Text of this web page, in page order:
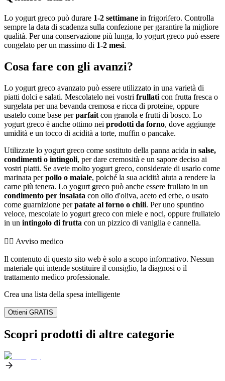
Lo yogurt greco può durare 1-2 settimane in frigorifero. Controlla
sempre la data di scadenza sulla confezione per garantire la migliore
qualità. Per una conservazione più lunga, lo yogurt greco può essere
congelato per un massimo di 1-2 mesi.
Cosa fare con gli avanzi?
Lo yogurt greco avanzato può essere utilizzato in una varietà di
piatti dolci e salati. Mescolatelo nei vostri frullati con frutta fresca o
surgelata per una bevanda cremosa e ricca di proteine, oppure
usatelo come base perparfait con granola e frutti di bosco. Lo
yogurt greco è anche ottimo nei prodotti da forno, dove aggiunge
umidità e un tocco di acidità a torte, muffin o pancake.
Utilizzate lo yogurt greco come sostituto della panna acida in salse,
condimenti o intingoli, per dare cremosità e un sapore deciso ai
vostri piatti. Se avete molto yogurt greco, considerate di usarlo come
marinata perpollo o maiale, poiché la sua acidità aiuta a rendere la
carne più tenera. Lo yogurt greco può anche essere frullato in un
condimento per insalata con olio d'oliva, aceto ed erbe, o usato
come guarnizione perpatate al forno o chili. Per uno spuntino
veloce, mescolate lo yogurt greco con miele e noci, oppure frullatelo
in un intingolo di frutta con un pizzico di vaniglia e cannella.
👨‍⚕️️ Avviso medico
Il contenuto di questo sito web è solo a scopo informativo. Nessun
materiale qui intende sostituire il consiglio, la diagnosi o il
trattamento medico professionale.
Crea una lista della spesa intelligente
Ottieni GRATIS
Scopri prodotti di altre categorie